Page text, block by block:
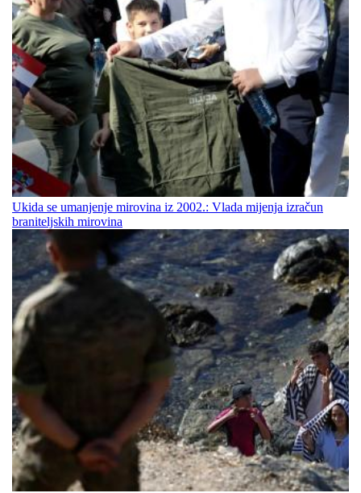
Ukida se umanjenje mirovina iz 2002.: Vlada mijenja izračun
braniteljskih mirovina